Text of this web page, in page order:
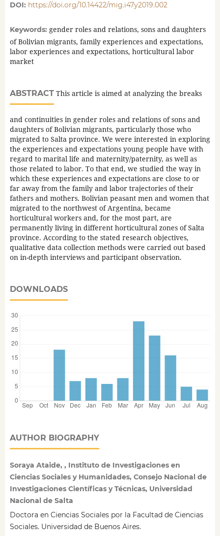
DOI: https://doi.org/10.14422/mig.i47y2019.002
Keywords: gender roles and relations, sons and daughters
of Bolivian migrants, family experiences and expectations,
labor experiences and expectations, horticultural labor
market
ABSTRACTThis article is aimed at analyzing the breaks
and continuities in gender roles and relations of sons and
daughters of Bolivian migrants, particularly those who
migrated to Salta province. We were interested in exploring
the experiences and expectations young people have with
regard to marital life and maternity/paternity, as well as
those related to labor. To that end, we studied the way in
which these experiences and expectations are close to or
far away from the family and labor trajectories of their
fathers and mothers. Bolivian peasant men and women that
migrated to the northwest of Argentina, became
horticultural workers and, for the most part, are
permanently living in different horticultural zones of Salta
province. According to the stated research objectives,
qualitative data collection methods were carried out based
on in-depth interviews and participant observation.
DOWNLOADS
AUTHOR BIOGRAPHY
Soraya Ataide, , Instituto de Investigaciones en
Ciencias Sociales y Humanidades, Consejo Nacional de
Investigaciones Científicas y Técnicas, Universidad
Nacional de Salta
Doctora en Ciencias Sociales por la Facultad de Ciencias
Sociales. Universidad de Buenos Aires.